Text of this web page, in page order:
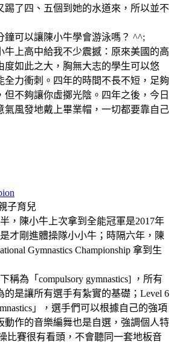
踢了四、五個到她的水道來，所以並不
鐘可以讓陳小牛學會游泳嗎？ ^^;
牛上高中給我不少震撼：原來美國的高
度如此之大，胸無大志的學生可以悠
全力衝刺。四年的時間不長不短，足夠
但不夠讓你虛擲光陰。四年之後，今日
氣風發地戴上畢業帽，一切都要靠自己
子育兒
，陳小牛上次拿到全能冠軍是2017年
才剛進體操隊小小牛；時隔六年，陳
Gymnastics Championship 拿到生
稱為「compulsory gymnastics] ，所有
的是讓所有選手有紮實的基礎；Level 6
」，選手們可以根據自己的強項
動作的音樂編舞也是自選，強調個人特
比賽很有看頭，不會聽同一套地板音